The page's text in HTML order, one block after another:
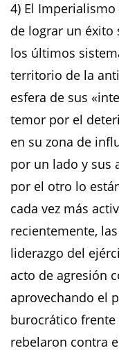
4) El
de lograr un éxito
los últimos
territorio de la
esfera de sus
temor por el
en su zona de
por un lado y sus
por el otro lo
cada vez más
recientemente,
liderazgo del
acto de agresión
aprovechando el
burocrático
rebelaron contra